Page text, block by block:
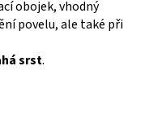
obojek, vhodný
povelu, ale také při
srst.